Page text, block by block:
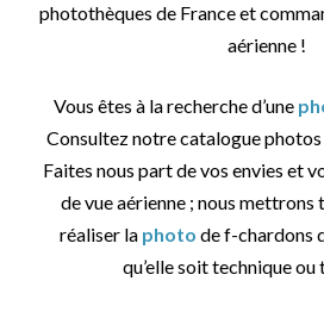
photothèques de France et
aérienne !
Vous êtes à la recherche d’une
Consultez notre catalogue
Faites nous part de vos envies et
de vue aérienne ; nous
réaliser la photo de f-chardons
qu’elle soit technique